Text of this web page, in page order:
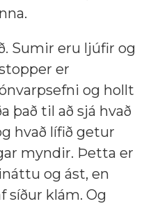
Sumir eru ljúfir og
er
og hollt
það til að sjá hvað
hvað lífið getur
myndir. Þetta er
og ást, en
síður klám. Og